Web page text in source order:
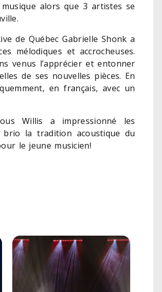
alors que 3 artistes se
de Québec Gabrielle Shonk a
mélodiques et accrocheuses.
venus l’apprécier et entonner
de ses nouvelles pièces. En
en français, avec un
Willis a impressionné les
brio la tradition acoustique du
le jeune musicien!